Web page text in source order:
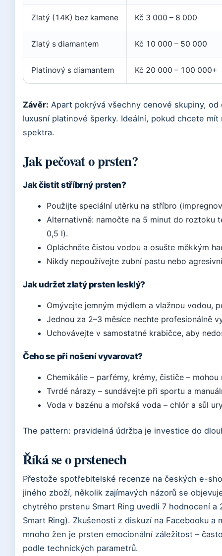
Zlatý (14K) bez kamene Kč 3 000 – 8 000
Zlatý s diamantem Kč 10 000 – 50 000
Platinový s diamantem Kč 20 000 – 100 000+
Závěr: Apart pokrývá všechny cenové skupiny,
luxusní platinové šperky. Ideální, pokud chcete
spektra.
Jak pečovat o prsten?
Jak čistit stříbrný prsten?
Použijte speciální utěrku na stříbro
Alternativně: namočte na 5 minut do roztoku
0,5 l).
Opláchněte čistou vodou a osušte měkkým
Nikdy nepoužívejte zubní pastu nebo
Jak udržet zlatý prsten lesklý?
Omývejte jemným mýdlem a vlažnou vodou,
Jednou za 2–3 měsíce nechte profesionálně
Uchovávejte v samostatné krabičce, aby
Čeho se při nošení vyvarovat?
Chemikálie – parfémy, krémy, čističe –
Tvrdé nárazy – sundávejte při sportu a
Voda v bazénu a mořská voda – chlór a sůl
The pattern: pravidelná údržba je investice do
Říká se o prstenech
Přestože spotřebitelské recenze na českých e-
jiného zboží, několik zajímavých názorů se
chytrého prstenu Smart Ring uvedli 7 hodnocení
Smart Ring). Zkušenosti z diskuzí na Facebooku a
mnoho žen je prsten emocionální záležitost –
podle technických parametrů.